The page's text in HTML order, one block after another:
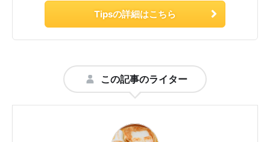
Tipsの詳細はこちら
この記事のライター